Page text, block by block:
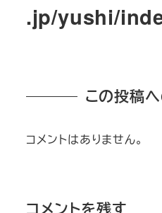
.jp/yushi/
この投稿
コメントはありません。
コメントを残す